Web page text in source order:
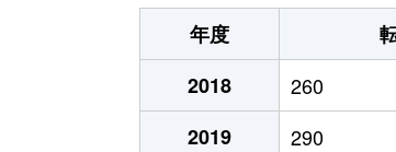
年度
2018
260
2019
290